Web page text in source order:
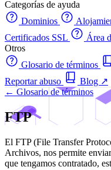
Categorías de ayuda
Dominios
Certificados SSL
Área
Otros
Glosario de términos
Reportar abuso
Blog ↗
← Glosario de términos
FTP
El FTP (File Transfer
Archivos, nos permite
que tengamos contratado,